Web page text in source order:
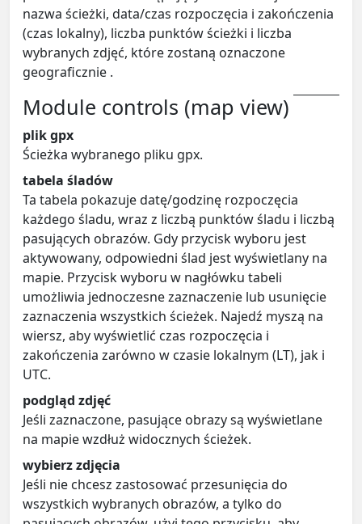
nazwa ścieżki, data/czas rozpoczęcia i zakończenia
(czas lokalny), liczba punktów ścieżki i liczba
wybranych zdjęć, które zostaną oznaczone
geograficznie .
Module controls (map view)
plik gpx
Ścieżka wybranego pliku gpx.
tabela śladów
Ta tabela pokazuje datę/godzinę rozpoczęcia
każdego śladu, wraz z liczbą punktów śladu i liczbą
pasujących obrazów. Gdy przycisk wyboru jest
aktywowany, odpowiedni ślad jest wyświetlany na
mapie. Przycisk wyboru w nagłówku tabeli
umożliwia jednoczesne zaznaczenie lub usunięcie
zaznaczenia wszystkich ścieżek. Najedź myszą na
wiersz, aby wyświetlić czas rozpoczęcia i
zakończenia zarówno w czasie lokalnym (LT), jak i
UTC.
podgląd zdjęć
Jeśli zaznaczone, pasujące obrazy są wyświetlane
na mapie wzdłuż widocznych ścieżek.
wybierz zdjęcia
Jeśli nie chcesz zastosować przesunięcia do
wszystkich wybranych obrazów, a tylko do